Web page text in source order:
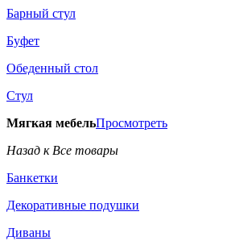
Барный стул
Буфет
Обеденный стол
Стул
Мягкая мебельПросмотреть
Назад к Все товары
Банкетки
Декоративные подушки
Диваны